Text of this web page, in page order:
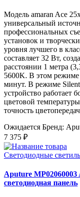
Модель amaran Ace
универсальный
профессиональных
установок и
уровня лучшего в
составляет 32 Вт,
расстоянии 1 метра
5600K. В этом режиме
минут. В режиме
устройство работает
цветовой
точность
Ожидается Бренд:
7 375 ₽
Светодиодные
Aputure MP02060003
светодиодная панель